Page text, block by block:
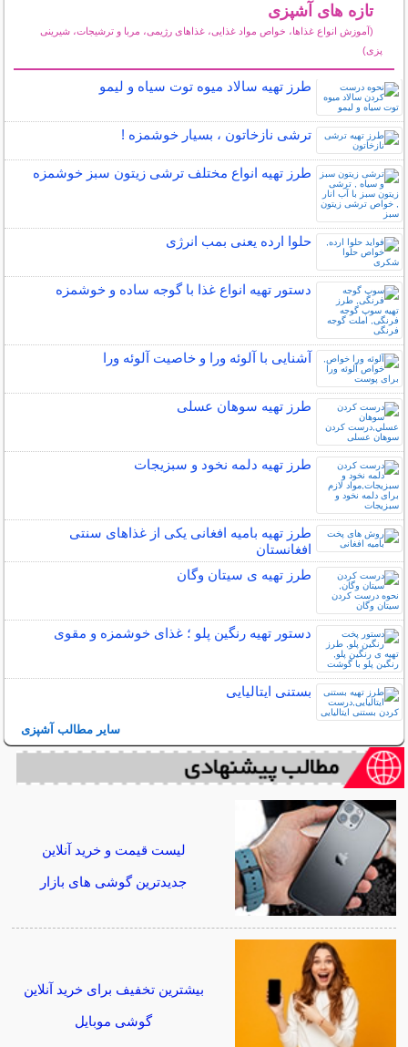
تازه های آشپزی
(آموزش انواع غذاها، خواص مواد غذایی، غذاهای رژیمی، مربا و ترشیجات، شیرینی
پزی)
طرز تهیه سالاد میوه توت سیاه و لیمو
ترشی نازخاتون ، بسیار خوشمزه !
طرز تهیه انواع مختلف ترشی زیتون سبز خوشمزه
حلوا ارده یعنی بمب انرژی
دستور تهیه انواع غذا با گوجه ساده و خوشمزه
آشنایی با آلوئه ورا و خاصیت آلوئه ورا
طرز تهیه سوهان عسلی
طرز تهیه دلمه نخود و سبزیجات
طرز تهیه بامیه افغانی یکی از غذاهای سنتی
افغانستان
طرز تهیه ی سیتان وگان
دستور تهیه رنگین پلو ؛ غذای خوشمزه و مقوی
بستنی ایتالیایی
سایر مطالب آشپزی
لیست قیمت و خرید آنلاین
جدیدترین گوشی های بازار
بیشترین تخفیف برای خرید آنلاین
گوشی موبایل